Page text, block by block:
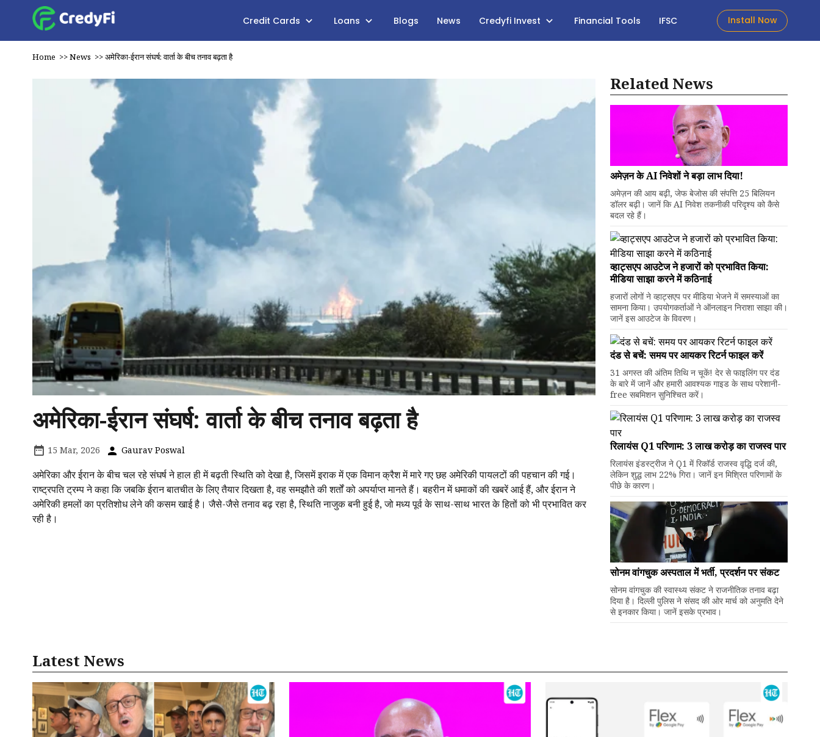
Credit Cards Loans Blogs News Credyfi Invest Financial Tools IFSC Install Now
Home >>News >>अमेरिका-ईरान संघर्ष: वार्ता के बीच तनाव बढ़ता है
अमेरिका-ईरान संघर्ष: वार्ता के बीच तनाव बढ़ता है
15 Mar, 2026 Gaurav Poswal
अमेरिका और ईरान के बीच चल रहे संघर्ष ने हाल ही में बढ़ती स्थिति को देखा है, जिसमें इराक में एक विमान क्रैश में मारे गए छह अमेरिकी पायलटों की पहचान की गई।
राष्ट्रपति ट्रम्प ने कहा कि जबकि ईरान बातचीत के लिए तैयार दिखता है, वह समझौते की शर्तों को अपर्याप्त मानते हैं। बहरीन में धमाकों की खबरें आई हैं, और ईरान ने
अमेरिकी हमलों का प्रतिशोध लेने की कसम खाई है। जैसे-जैसे तनाव बढ़ रहा है, स्थिति नाजुक बनी हुई है, जो मध्य पूर्व के साथ-साथ भारत के हितों को भी प्रभावित कर
रही है।
Related News
अमेज़न के AI निवेशों ने बड़ा लाभ दिया!
अमेज़न की आय बढ़ी, जेफ बेजोस की संपत्ति 25 बिलियन
डॉलर बढ़ी। जानें कि AI निवेश तकनीकी परिदृश्य को कैसे
बदल रहे हैं।
व्हाट्सएप आउटेज ने हजारों को प्रभावित किया:
मीडिया साझा करने में कठिनाई
हजारों लोगों ने व्हाट्सएप पर मीडिया भेजने में समस्याओं का
सामना किया। उपयोगकर्ताओं ने ऑनलाइन निराशा साझा की।
जानें इस आउटेज के विवरण।
दंड से बचें: समय पर आयकर रिटर्न फाइल करें
31 अगस्त की अंतिम तिथि न चूकें! देर से फाइलिंग पर दंड
के बारे में जानें और हमारी आवश्यक गाइड के साथ परेशानी-
free सबमिशन सुनिश्चित करें।
रिलायंस Q1 परिणाम: ₹3 लाख करोड़ का राजस्व पार
रिलायंस इंडस्ट्रीज ने Q1 में रिकॉर्ड राजस्व वृद्धि दर्ज की,
लेकिन शुद्ध लाभ 22% गिरा। जानें इन मिश्रित परिणामों के
पीछे के कारण।
सोनम वांगचुक अस्पताल में भर्ती, प्रदर्शन पर संकट
सोनम वांगचुक की स्वास्थ्य संकट ने राजनीतिक तनाव बढ़ा
दिया है। दिल्ली पुलिस ने संसद की ओर मार्च को अनुमति देने
से इनकार किया। जानें इसके प्रभाव।
Latest News